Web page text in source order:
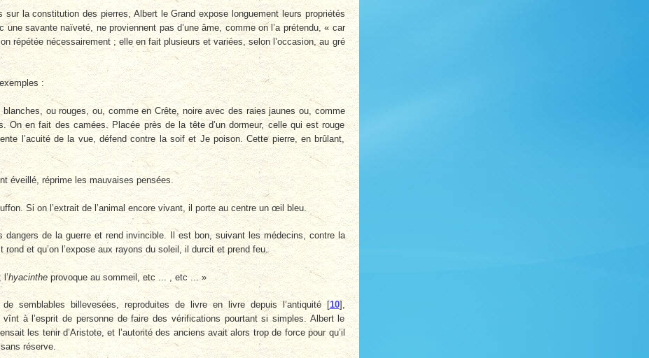
la constitution des pierres, Albert le Grand expose longuement leurs propriétés
savante naïveté, ne proviennent pas d’une âme, comme on l’a prétendu, « car
répétée nécessairement ; elle en fait plusieurs et variées, selon l’occasion, au gré
:
ou rouges, ou, comme en Crête, noire avec des raies jaunes ou, comme
On en fait des camées. Placée près de la tête d’un dormeur, celle qui est rouge
l’acuité de la vue, défend contre la soif et Je poison. Cette pierre, en brûlant,
éveillé, réprime les mauvaises pensées.
Si on l’extrait de l’animal encore vivant, il porte au centre un œil bleu.
dangers de la guerre et rend invincible. Il est bon, suivant les médecins, contre la
et qu’on l’expose aux rayons du soleil, il durcit et prend feu.
hyacinthe provoque au sommeil, etc ... , etc ... »
semblables billevesées, reproduites de livre en livre depuis l’antiquité[10] ,
vînt à l’esprit de personne de faire des vérifications pourtant si simples. Albert le
les tenir d’Aristote, et l’autorité des anciens avait alors trop de force pour qu’il
réserve.